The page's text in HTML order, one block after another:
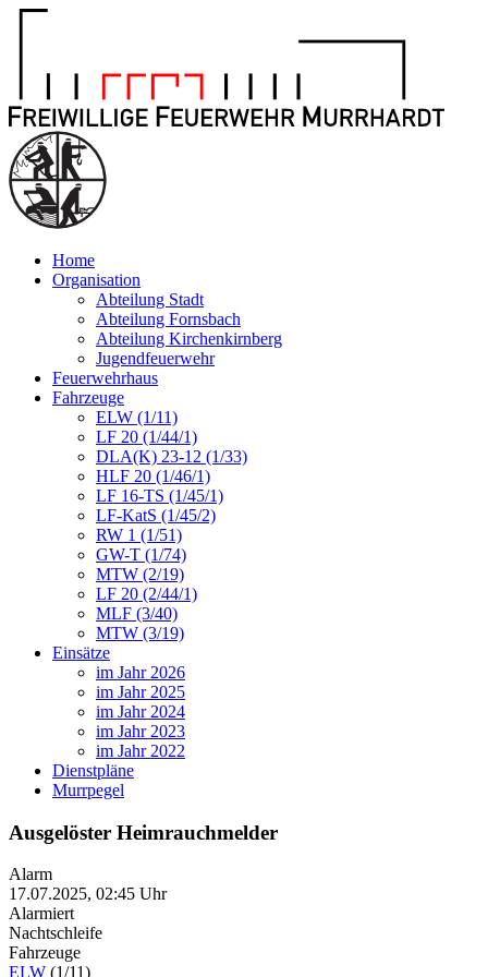
Home
Organisation
Abteilung Stadt
Abteilung Fornsbach
Abteilung Kirchenkirnberg
Jugendfeuerwehr
Feuerwehrhaus
Fahrzeuge
ELW (1/11)
LF 20 (1/44/1)
DLA(K) 23-12 (1/33)
HLF 20 (1/46/1)
LF 16-TS (1/45/1)
LF-KatS (1/45/2)
RW 1 (1/51)
GW-T (1/74)
MTW (2/19)
LF 20 (2/44/1)
MLF (3/40)
MTW (3/19)
Einsätze
im Jahr 2026
im Jahr 2025
im Jahr 2024
im Jahr 2023
im Jahr 2022
Dienstpläne
Murrpegel
Ausgelöster Heimrauchmelder
Alarm
17.07.2025, 02:45 Uhr
Alarmiert
Nachtschleife
Fahrzeuge
ELW (1/11)